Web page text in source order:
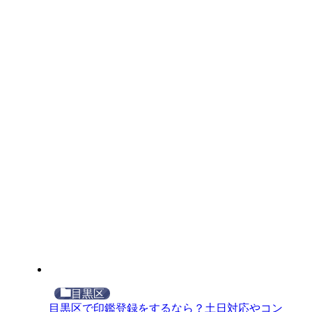
目黒区
目黒区で印鑑登録をするなら？土日対応やコン